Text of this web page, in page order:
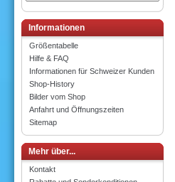
Informationen
Größentabelle
Hilfe & FAQ
Informationen für Schweizer Kunden
Shop-History
Bilder vom Shop
Anfahrt und Öffnungszeiten
Sitemap
Mehr über...
Kontakt